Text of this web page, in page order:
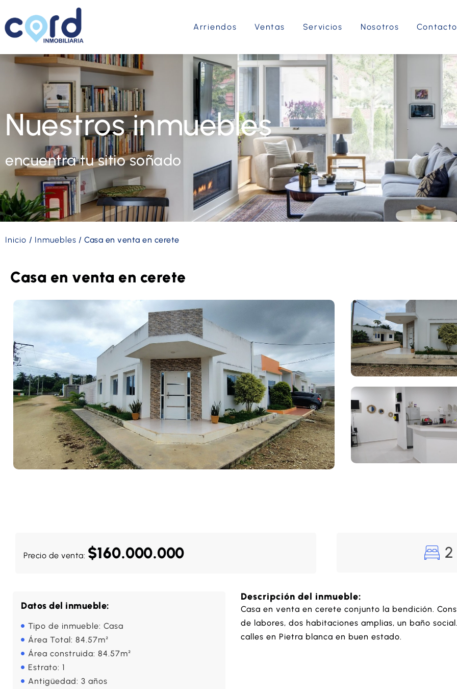
Arriendos Ventas Servicios Nosotros Contacto
Nuestros inmuebles
encuentra tu sitio soñado
Inicio / Inmuebles / Casa en venta en cerete
Casa en venta en cerete
Precio de venta: $160.000.000 2
Datos del inmueble:
Tipo de inmueble: Casa
Área Total: 84.57m²
Área construida: 84.57m²
Estrato: 1
Antigüedad: 3 años
Descripción del inmueble:
Casa en venta en cerete conjunto la bendición.
de labores, dos habitaciones amplias, un baño
calles en Pietra blanca en buen estado.